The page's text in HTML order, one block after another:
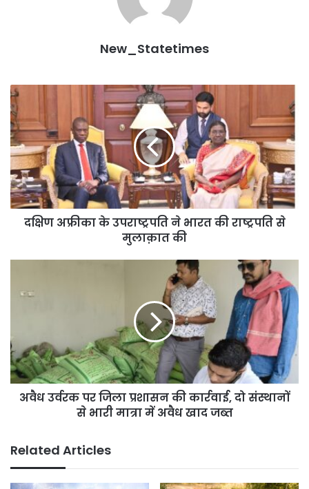
New_Statetimes
दक्षिण
अफ्रीका
के
उपराष्ट्रपति
ने
की
राष्ट्रपति
से
मुलाक़ात
दक्षिण अफ्रीका के उपराष्ट्रपति ने भारत की राष्ट्रपति से
मुलाक़ात की
की
कार्रवाई,
दो
संस्थानों
अवैध
खाद
जब्त
अवैध उर्वरक पर जिला प्रशासन की कार्रवाई, दो संस्थानों
से भारी मात्रा में अवैध खाद जब्त
Related Articles